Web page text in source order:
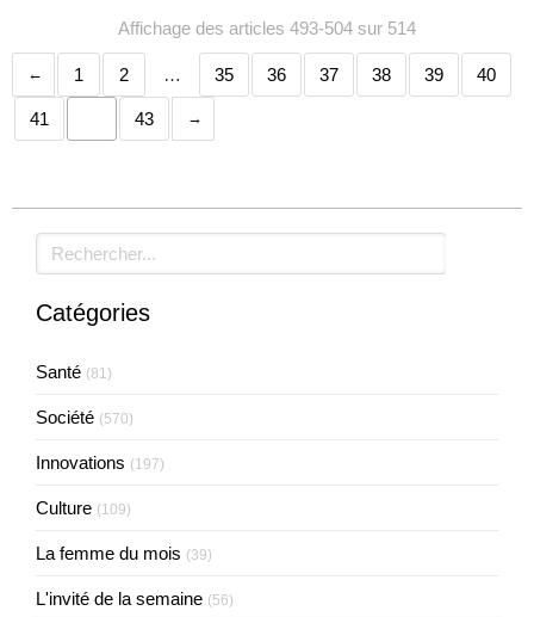
Affichage des articles 493-504 sur 514
1 2 … 35 36 37 38 39 40
41 43
Rechercher
Catégories
Santé (81)
Société (570)
Innovations (197)
Culture (109)
La femme du mois (39)
L'invité de la semaine (56)